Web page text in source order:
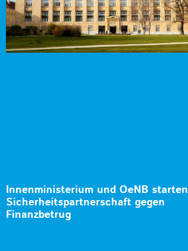
Innenministerium und OeNB starten
Sicherheitspartnerschaft gegen
Finanzbetrug